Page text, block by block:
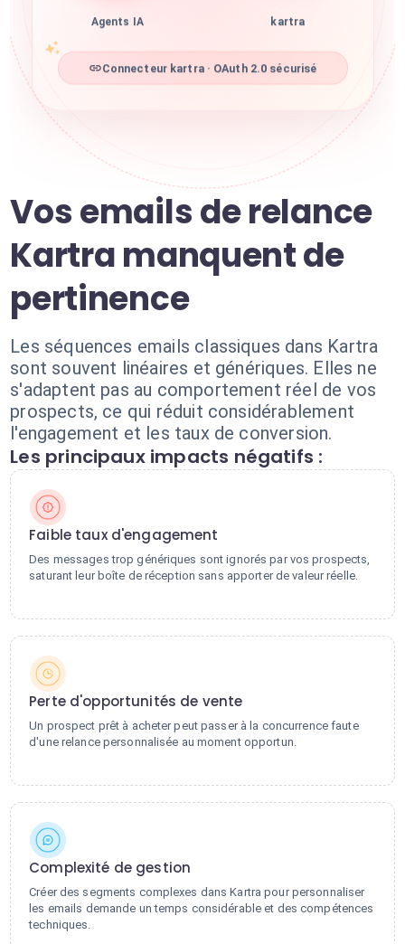
Agents IA kartra
Connecteur kartra · OAuth 2.0 sécurisé
Vos emails de relance
Kartra manquent de
pertinence
Les séquences emails classiques dans Kartra
sont souvent linéaires et génériques. Elles ne
s'adaptent pas au comportement réel de vos
prospects, ce qui réduit considérablement
l'engagement et les taux de conversion.
Les principaux impacts négatifs :
Faible taux d'engagement
Des messages trop génériques sont ignorés par vos prospects,
saturant leur boîte de réception sans apporter de valeur réelle.
Perte d'opportunités de vente
Un prospect prêt à acheter peut passer à la concurrence faute
d'une relance personnalisée au moment opportun.
Complexité de gestion
Créer des segments complexes dans Kartra pour personnaliser
les emails demande un temps considérable et des compétences
techniques.